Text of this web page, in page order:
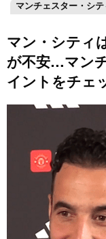
マンチェスター・シテ
マン・シティ
が不安…マン
イントをチェ